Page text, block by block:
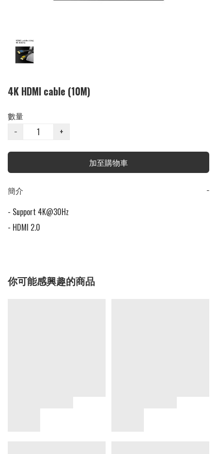
4K HDMI cable (10M)
數量
−
+
加至購物車
簡介
−
- Support 4K@30Hz
- HDMI 2.0
你可能感興趣的商品